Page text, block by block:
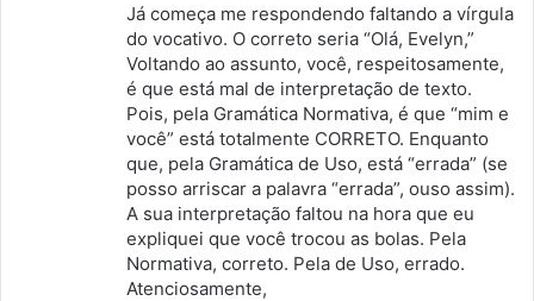
s
e
:
Já começa me respondendo faltando a vírgula
do vocativo. O correto seria “Olá, Evelyn,”
Voltando ao assunto, você, respeitosamente,
é que está mal de interpretação de texto.
Pois, pela Gramática Normativa, é que “mim e
você” está totalmente CORRETO. Enquanto
que, pela Gramática de Uso, está “errada” (se
posso arriscar a palavra “errada”, ouso assim).
A sua interpretação faltou na hora que eu
expliquei que você trocou as bolas. Pela
Normativa, correto. Pela de Uso, errado.
Atenciosamente,